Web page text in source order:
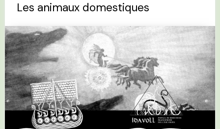
Les animaux domestiques